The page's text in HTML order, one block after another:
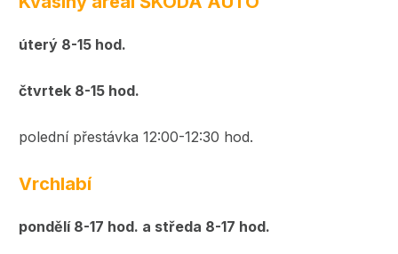
úterý 8-15 hod.
čtvrtek 8-15 hod.
polední přestávka 12:00-12:30 hod.
Vrchlabí
pondělí 8-17 hod. a středa 8-17 hod.